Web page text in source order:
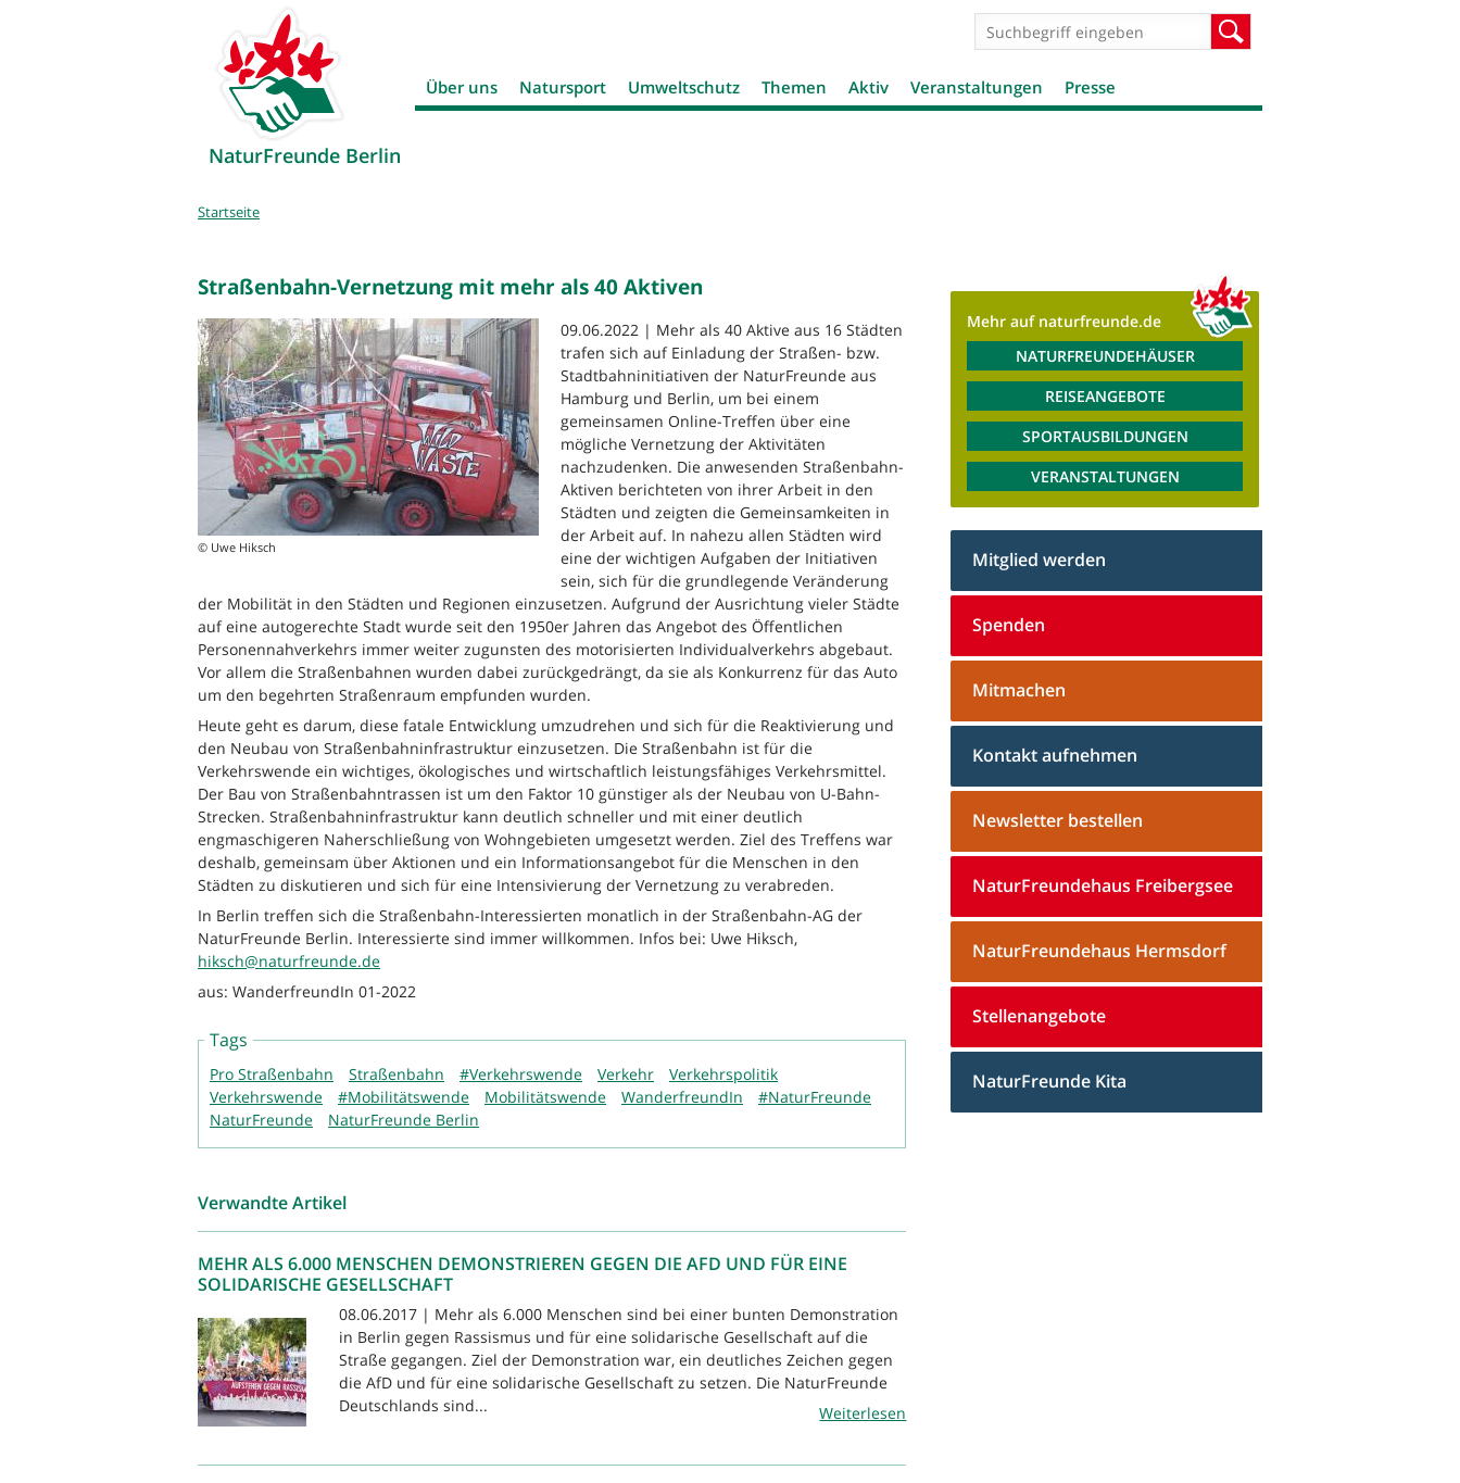
NaturFreunde Berlin
Suchformular
Über uns Natursport Umweltschutz Themen Aktiv Veranstaltungen Presse
Sie
Startseite
Straßenbahn-Vernetzung mit mehr als 40 Aktiven
© Uwe Hiksch
09.06.2022 | Mehr als 40 Aktive aus 16 Städten
trafen sich auf Einladung der Straßen- bzw.
Stadtbahninitiativen der NaturFreunde aus
Hamburg und Berlin, um bei einem
gemeinsamen Online-Treffen über eine
mögliche Vernetzung der Aktivitäten
nachzudenken. Die anwesenden Straßenbahn-
Aktiven berichteten von ihrer Arbeit in den
Städten und zeigten die Gemeinsamkeiten in
der Arbeit auf. In nahezu allen Städten wird
eine der wichtigen Aufgaben der Initiativen
sein, sich für die grundlegende Veränderung
der Mobilität in den Städten und Regionen einzusetzen. Aufgrund der Ausrichtung vieler Städte
auf eine autogerechte Stadt wurde seit den 1950er Jahren das Angebot des Öffentlichen
Personennahverkehrs immer weiter zugunsten des motorisierten Individualverkehrs abgebaut.
Vor allem die Straßenbahnen wurden dabei zurückgedrängt, da sie als Konkurrenz für das Auto
um den begehrten Straßenraum empfunden wurden.
Heute geht es darum, diese fatale Entwicklung umzudrehen und sich für die Reaktivierung und
den Neubau von Straßenbahninfrastruktur einzusetzen. Die Straßenbahn ist für die
Verkehrswende ein wichtiges, ökologisches und wirtschaftlich leistungsfähiges Verkehrsmittel.
Der Bau von Straßenbahntrassen ist um den Faktor 10 günstiger als der Neubau von U-Bahn-
Strecken. Straßenbahninfrastruktur kann deutlich schneller und mit einer deutlich
engmaschigeren Naherschließung von Wohngebieten umgesetzt werden. Ziel des Treffens war
deshalb, gemeinsam über Aktionen und ein Informationsangebot für die Menschen in den
Städten zu diskutieren und sich für eine Intensivierung der Vernetzung zu verabreden.
In Berlin treffen sich die Straßenbahn-Interessierten monatlich in der Straßenbahn-AG der
NaturFreunde Berlin. Interessierte sind immer willkommen. Infos bei: Uwe Hiksch,
hiksch@naturfreunde.de
aus: WanderfreundIn 01-2022
Tags
Pro Straßenbahn Straßenbahn #Verkehrswende Verkehr
Verkehrspolitik
Verkehrswende
#Mobilitätswende Mobilitätswende WanderfreundIn
#NaturFreunde
NaturFreunde
NaturFreunde Berlin
Verwandte Artikel
MEHR ALS 6.000 MENSCHEN DEMONSTRIEREN GEGEN DIE AFD UND FÜR EINE
SOLIDARISCHE GESELLSCHAFT
08.06.2017 | Mehr als 6.000 Menschen sind bei einer bunten Demonstration
in Berlin gegen Rassismus und für eine solidarische Gesellschaft auf die
Straße gegangen. Ziel der Demonstration war, ein deutliches Zeichen gegen
die AfD und für eine solidarische Gesellschaft zu setzen. Die NaturFreunde
Deutschlands sind...
Weiterlesen
Mehr auf naturfreunde.de
NATURFREUNDEHÄUSER
REISEANGEBOTE
SPORTAUSBILDUNGEN
VERANSTALTUNGEN
Mitglied werden
Spenden
Mitmachen
Kontakt aufnehmen
Newsletter bestellen
NaturFreundehaus Freibergsee
NaturFreundehaus Hermsdorf
Stellenangebote
NaturFreunde Kita